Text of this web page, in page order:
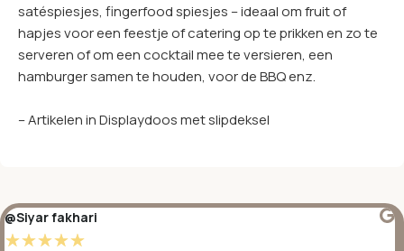
satéspiesjes, fingerfood spiesjes – ideaal om fruit of
hapjes voor een feestje of catering op te prikken en zo te
serveren of om een cocktail mee te versieren, een
hamburger samen te houden, voor de BBQ enz.
– Artikelen in Displaydoos met slipdeksel
@Siyar fakhari
☆☆☆☆☆